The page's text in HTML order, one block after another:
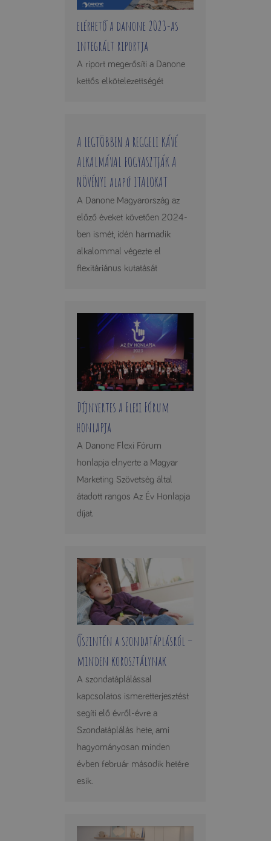
elérhető a danone 2023-as
integrált riportja
A riport megerősíti a Danone
kettős elkötelezettségét
A LEGTÖBBEN A REGGELI KÁVÉ
ALKALMÁVAL FOGYASZTJÁK A
NÖVÉNYI alapú ITALOKAT
A Danone Magyarország az
előző éveket követően 2024-
ben ismét, idén harmadik
alkalommal végezte el
flexitáriánus kutatását
Díjnyertes a Flexi Fórum
honlapja
A Danone Flexi Fórum
honlapja elnyerte a Magyar
Marketing Szövetség által
átadott rangos Az Év Honlapja
díjat.
Őszintén a szondatáplásról –
minden korosztálynak
A szondatáplálással
kapcsolatos ismeretterjesztést
segíti elő évről-évre a
Szondatáplálás hete, ami
hagyományosan minden
évben február második hetére
esik.